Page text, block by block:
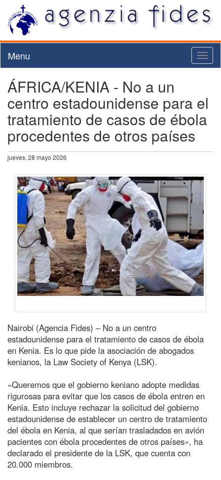
Menu
ÁFRICA/KENIA - No a un
centro estadounidense para el
tratamiento de casos de ébola
procedentes de otros países
jueves, 28 mayo 2026
Nairobi (Agencia Fides) – No a un centro
estadounidense para el tratamiento de casos de ébola
en Kenia. Es lo que pide la asociación de abogados
kenianos, la Law Society of Kenya (LSK).
«Queremos que el gobierno keniano adopte medidas
rigurosas para evitar que los casos de ébola entren en
Kenia. Esto incluye rechazar la solicitud del gobierno
estadounidense de establecer un centro de tratamiento
del ébola en Kenia, al que serían trasladados en avión
pacientes con ébola procedentes de otros países», ha
declarado el presidente de la LSK, que cuenta con
20.000 miembros.